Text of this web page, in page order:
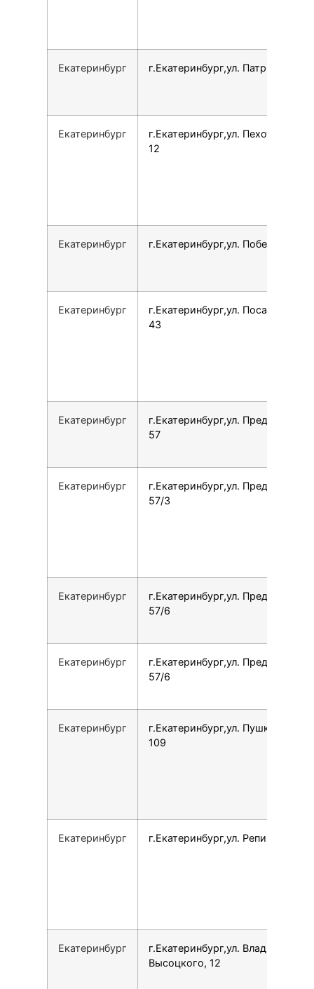
Екатеринбург г.Екатеринбург,ул. Патриотов, 1
Екатеринбург
г.Екатеринбург,ул. Пехотинцев,
12
Екатеринбург г.Екатеринбург,ул. Победы, 14А
Екатеринбург
г.Екатеринбург,ул. Посадская,
43
Екатеринбург
г.Екатеринбург,ул. Предельная,
57
Екатеринбург
г.Екатеринбург,ул. Предельная,
57/3
Екатеринбург
г.Екатеринбург,ул. Предельная,
57/6
Екатеринбург
г.Екатеринбург,ул. Предельная,
57/6
Екатеринбург
г.Екатеринбург,ул. Пушкина, 7Л,
109
Екатеринбург г.Екатеринбург,ул. Репина, 93
Екатеринбург
г.Екатеринбург,ул. Владимира
Высоцкого, 12